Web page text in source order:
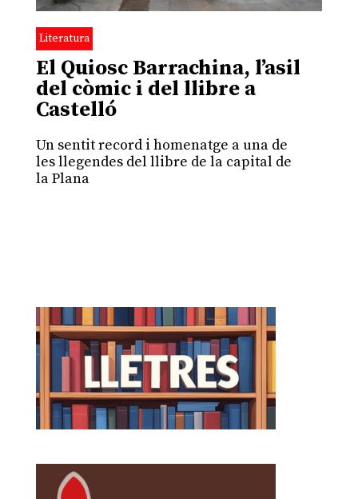
Literatura
El Quiosc Barrachina, l’asil
del còmic i del llibre a
Castelló
Un sentit record i homenatge a una de
les llegendes del llibre de la capital de
la Plana